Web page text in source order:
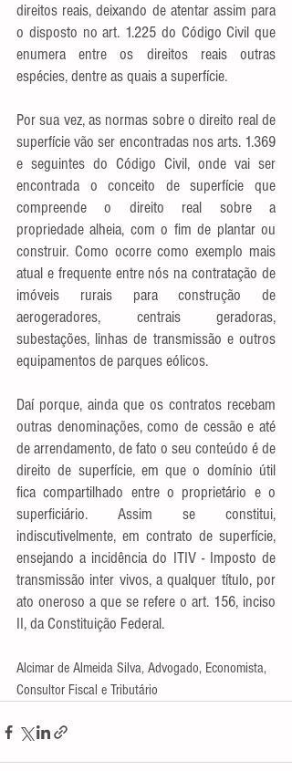
direitos reais, deixando de atentar assim para
o disposto no art. 1.225 do Código Civil que
enumera entre os direitos reais outras
espécies, dentre as quais a superfície.
Por sua vez, as normas sobre o direito real de
superfície vão ser encontradas nos arts. 1.369
e seguintes do Código Civil, onde vai ser
encontrada o conceito de superfície que
compreende o direito real sobre a
propriedade alheia, com o fim de plantar ou
construir. Como ocorre como exemplo mais
atual e frequente entre nós na contratação de
imóveis rurais para construção de
aerogeradores, centrais geradoras,
subestações, linhas de transmissão e outros
equipamentos de parques eólicos.
Daí porque, ainda que os contratos recebam
outras denominações, como de cessão e até
de arrendamento, de fato o seu conteúdo é de
direito de superfície, em que o domínio útil
fica compartilhado entre o proprietário e o
superficiário. Assim se constitui,
indiscutivelmente, em contrato de superfície,
ensejando a incidência do ITIV - Imposto de
transmissão inter vivos, a qualquer título, por
ato oneroso a que se refere o art. 156, inciso
II, da Constituição Federal.
Alcimar de Almeida Silva, Advogado, Economista,
Consultor Fiscal e Tributário